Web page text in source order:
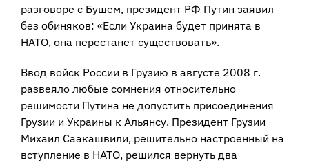
разговоре с Бушем, президент РФ Путин заявил
без обиняков: «Если Украина будет принята в
НАТО, она перестанет существовать».
Ввод войск России в Грузию в августе 2008 г.
развеяло любые сомнения относительно
решимости Путина не допустить присоединения
Грузии и Украины к Альянсу. Президент Грузии
Михаил Саакашвили, решительно настроенный на
вступление в НАТО, решился вернуть два